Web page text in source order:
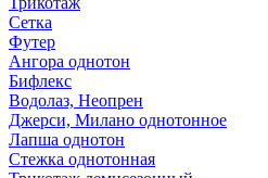
Сетка
Футер
Ангора однотон
Бифлекс
Водолаз, Неопрен
Джерси, Милано однотонное
Лапша однотон
Стежка однотонная